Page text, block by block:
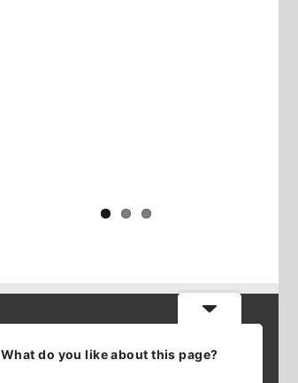
What do you like about this page?